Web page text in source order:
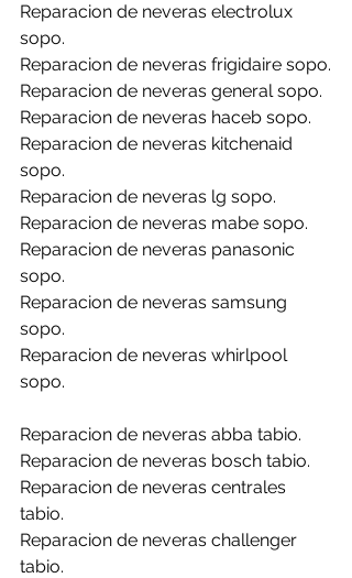
Reparacion de neveras electrolux
sopo.
Reparacion de neveras frigidaire sopo.
Reparacion de neveras general sopo.
Reparacion de neveras haceb sopo.
Reparacion de neveras kitchenaid
sopo.
Reparacion de neveras lg sopo.
Reparacion de neveras mabe sopo.
Reparacion de neveras panasonic
sopo.
Reparacion de neveras samsung
sopo.
Reparacion de neveras whirlpool
sopo.
Reparacion de neveras abba tabio.
Reparacion de neveras bosch tabio.
Reparacion de neveras centrales
tabio.
Reparacion de neveras challenger
tabio.